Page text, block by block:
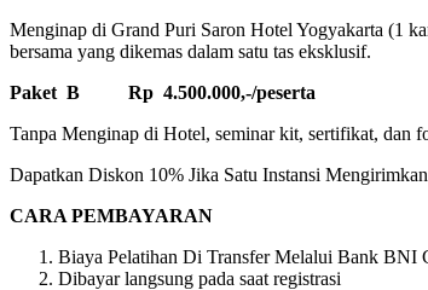
Menginap di Grand Puri Saron Hotel Yogyakarta (1
bersama yang dikemas dalam satu tas eksklusif.
Paket B Rp 4.500.000,-/peserta
Tanpa Menginap di Hotel, seminar kit, sertifikat, dan
Dapatkan Diskon 10% Jika Satu Instansi
CARA PEMBAYARAN
Biaya Pelatihan Di Transfer Melalui Bank BNI
Dibayar langsung pada saat registrasi